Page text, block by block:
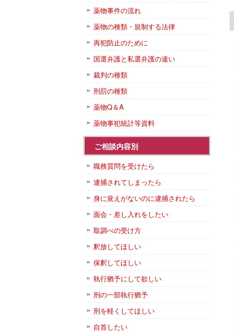
薬物事件の流れ
薬物の種類・規制する法律
再犯防止のために
国選弁護と私選弁護の違い
裁判の種類
刑罰の種類
薬物Q＆A
薬物事犯統計等資料
ご相談内容別
職務質問を受けたら
逮捕されてしまったら
身に覚えがないのに逮捕されたら
面会・差し入れをしたい
取調べの受け方
釈放してほしい
保釈してほしい
執行猶予にして欲しい
刑の一部執行猶予
刑を軽くしてほしい
自首したい